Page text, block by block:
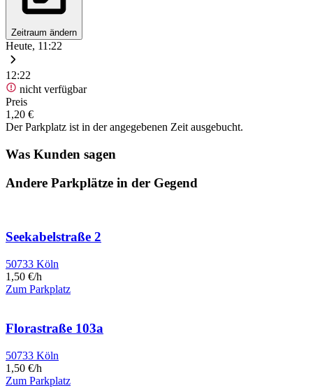
Zeitraum ändern
Heute, 11:22
12:22
nicht verfügbar
Preis
1,20 €
Der Parkplatz ist in der angegebenen Zeit ausgebucht.
Was Kunden sagen
Andere Parkplätze in der Gegend
Seekabelstraße 2
50733 Köln
1,50 €/h
Zum Parkplatz
Florastraße 103a
50733 Köln
1,50 €/h
Zum Parkplatz